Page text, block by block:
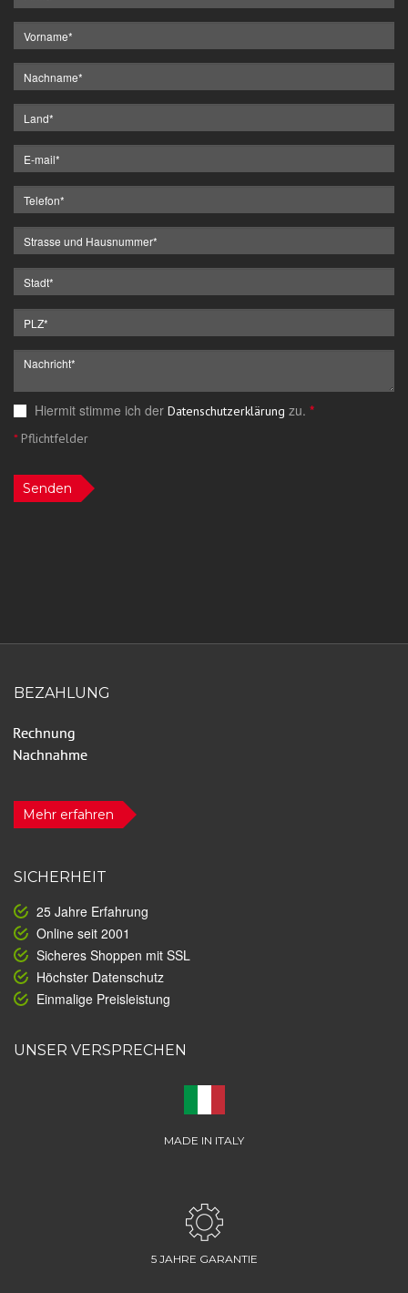
Hiermit stimme ich der Datenschutzerklärung zu. *
*Pflichtfelder
Senden
BEZAHLUNG
Mehr erfahren
SICHERHEIT
25 Jahre Erfahrung
Online seit 2001
Sicheres Shoppen mit SSL
Höchster Datenschutz
Einmalige Preisleistung
UNSER VERSPRECHEN
MADE IN ITALY
5 JAHRE GARANTIE